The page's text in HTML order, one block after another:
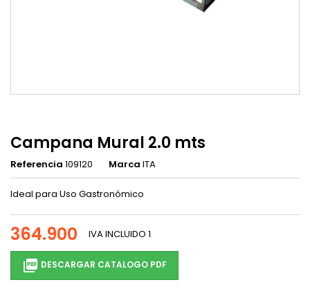
Campana Mural 2.0 mts
Referencia 109120 Marca ITA
Ideal para Uso Gastronómico
364.900 IVA INCLUIDO 1
 DESCARGAR CATALOGO PDF